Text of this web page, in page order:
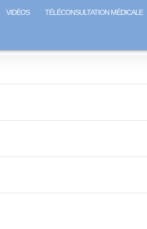
VIDÉOS TÉLÉCONSULTATION MÉDICALE